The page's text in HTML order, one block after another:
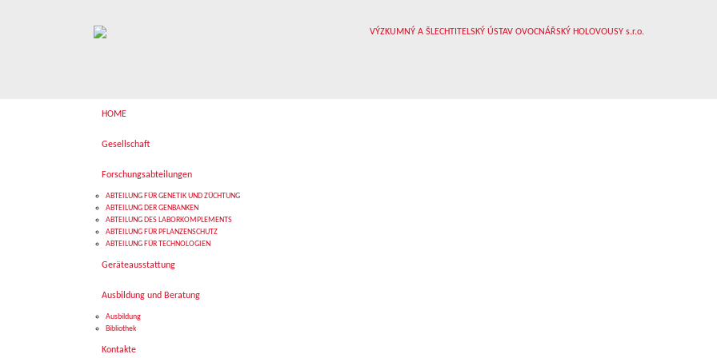
HOME
Gesellschaft
Forschungsabteilungen
ABTEILUNG FÜR GENETIK UND ZÜCHTUNG
ABTEILUNG DER GENBANKEN
ABTEILUNG DES LABORKOMPLEMENTS
ABTEILUNG FÜR PFLANZENSCHUTZ
ABTEILUNG FÜR TECHNOLOGIEN
Geräteausstattung
Ausbildung und Beratung
Ausbildung
Bibliothek
Kontakte